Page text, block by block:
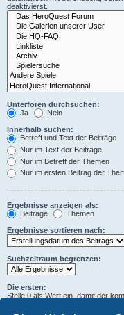
deaktivierst.
Unterforen durchsuchen:
Ja
Nein
Innerhalb suchen:
Betreff und Text der Beiträge
Nur im Text der Beiträge
Nur im Betreff der Themen
Nur im ersten Beitrag der
Ergebnisse anzeigen als:
Beiträge
Themen
Ergebnisse sortieren nach:
Suchzeitraum begrenzen:
Die ersten:
Stelle 0 als Wert ein, damit der